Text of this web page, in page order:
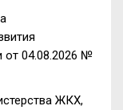
от 04.08.2026 №
ЖКХ,